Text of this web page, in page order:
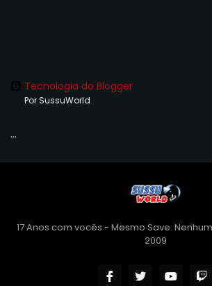
Tecnologia do Blogger
Por SussuWorld
...
17 Anos com vocês - Mesmo Save.
2009